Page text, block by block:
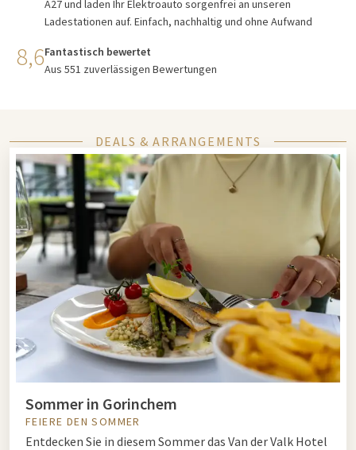
A27 und laden Ihr Elektroauto sorgenfrei an unseren
Ladestationen auf. Einfach, nachhaltig und ohne Aufwand
8,6Fantastisch bewertet
Aus 551 zuverlässigen Bewertungen
DEALS & ARRANGEMENTS
Sommer in Gorinchem
FEIERE DEN SOMMER
Entdecken Sie in diesem Sommer das Van der Valk Hotel